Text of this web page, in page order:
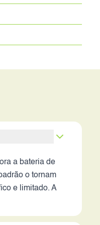
a bateria de
o tornam
e limitado. A